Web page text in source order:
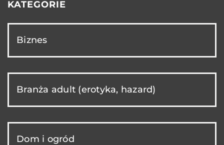
KATEGORIE
Biznes
Branża adult (erotyka, hazard)
Dom i ogród